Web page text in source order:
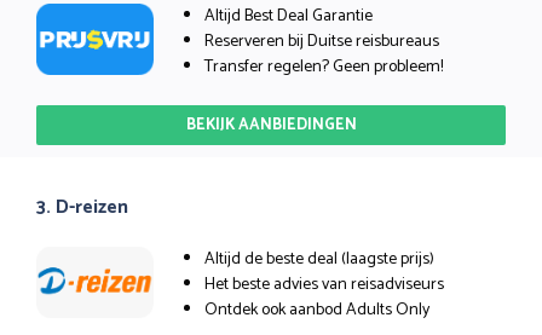
Altijd Best Deal Garantie
Reserveren bij Duitse reisbureaus
Transfer regelen? Geen probleem!
BEKIJK AANBIEDINGEN
3. D-reizen
Altijd de beste deal (laagste prijs)
Het beste advies van reisadviseurs
Ontdek ook aanbod Adults Only